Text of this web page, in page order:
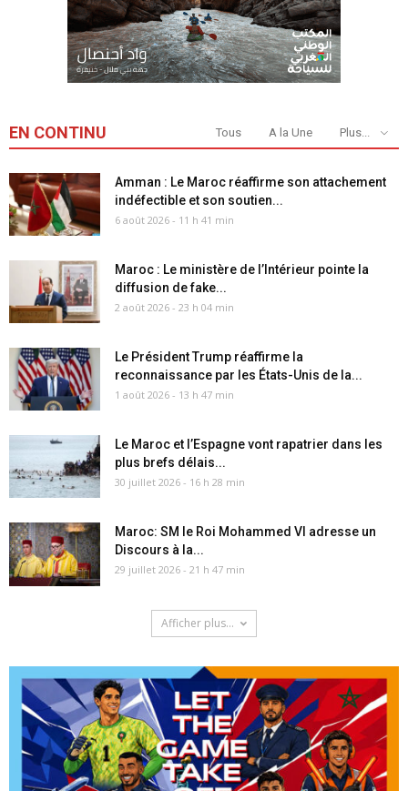
EN CONTINU Tous A la Une Plus...
Amman : Le Maroc réaffirme son attachement
indéfectible et son soutien...
6 août 2026 - 11 h 41 min
Maroc : Le ministère de l’Intérieur pointe la
diffusion de fake...
2 août 2026 - 23 h 04 min
Le Président Trump réaffirme la
reconnaissance par les États-Unis de la...
1 août 2026 - 13 h 47 min
Le Maroc et l’Espagne vont rapatrier dans les
plus brefs délais...
30 juillet 2026 - 16 h 28 min
Maroc: SM le Roi Mohammed VI adresse un
Discours à la...
29 juillet 2026 - 21 h 47 min
Afficher plus...